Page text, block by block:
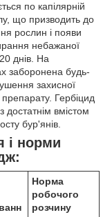
по капілярній
що призводить до
рослин і появи
небажаної
днів. На
заборонена будь-
захисної
Гербіцид
достатнім вмістом
бур'янів.
і норми
Норма
робочого
розчину